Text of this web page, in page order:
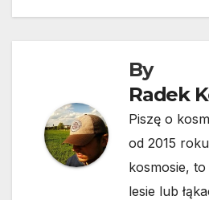
By
Radek
Piszę o
od 2015
kosmosie, to
lesie lub